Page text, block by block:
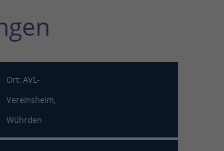
Ort: AVL-
Vereinsheim,
Wührden